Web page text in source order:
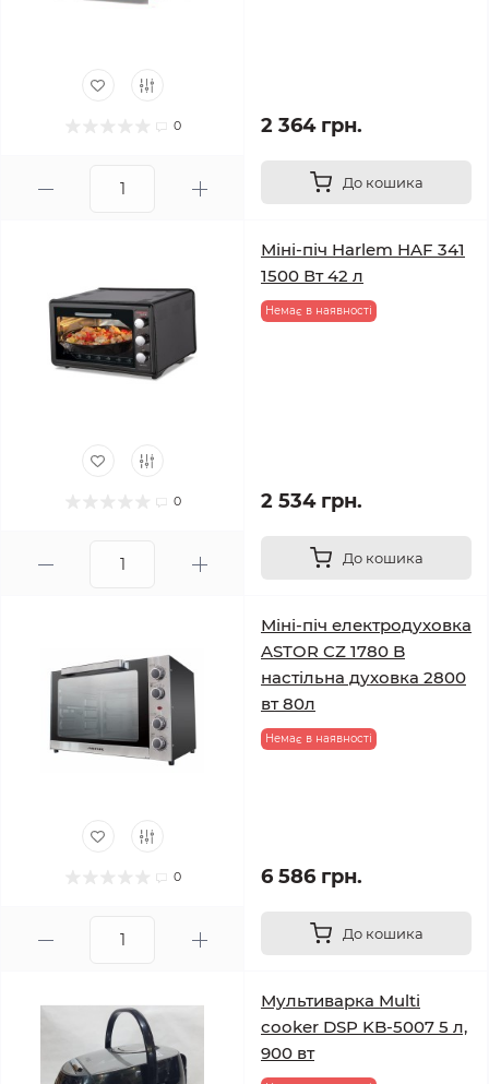
0 2 364 грн.
До кошика
0
Міні-піч Harlem HAF 341
1500 Вт 42 л
Немає в наявності
2 534 грн.
До кошика
0
Міні-піч електродуховка
ASTOR CZ 1780 B
настільна духовка 2800
вт 80л
Немає в наявності
6 586 грн.
До кошика
Мультиварка Multi
cooker DSP KB-5007 5 л,
900 вт